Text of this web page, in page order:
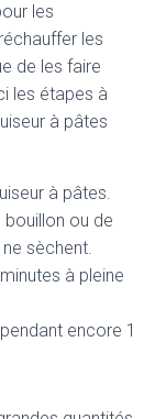
les
les
de les faire
les étapes à
à pâtes
à pâtes.
bouillon ou de
sèchent.
à pleine
encore 1